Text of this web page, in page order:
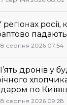
регіонах
серпня 2026 07:54
дронів у
по
серпня 2026 09:28